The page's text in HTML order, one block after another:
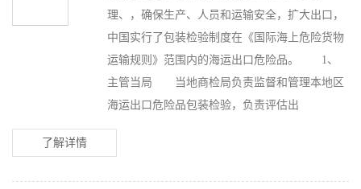
理、，确保生产、人员和运输安全，扩大出口，
中国实行了包装检验制度在《国际海上危险货物
运输规则》范围内的海运出口危险品。 1、
主管当局 当地商检局负责监督和管理本地区
海运出口危险品包装检验，负责评估出
了解详情